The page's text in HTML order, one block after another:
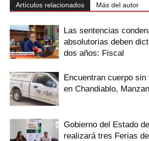
Artículos relacionados Más del autor
Las sentencias
absolutorias deben
dos años: Fiscal
Encuentran cuerpo sin
en Chandiablo,
Gobierno del Estado
realizará tres Ferias